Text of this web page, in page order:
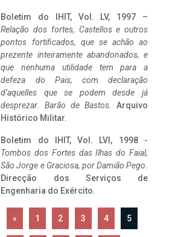
Boletim do IHIT, Vol. LV, 1997 –
Relação dos fortes, Castellos e outros
pontos fortificados, que se achão ao
prezente inteiramente abandonados, e
que nenhuma utilidade tem para a
defeza do Pais, com declaração
d’aquelles que se podem desde já
desprezar. Barão de Bastos. Arquivo
Histórico Militar.
Boletim do IHIT, Vol. LVI, 1998 -
Tombos dos Fortes das Ilhas do Faial,
São Jorge e Graciosa, por Damião Pego.
Direcção dos Serviços de
Engenharia do Exército.
« 1 2 3 4 5